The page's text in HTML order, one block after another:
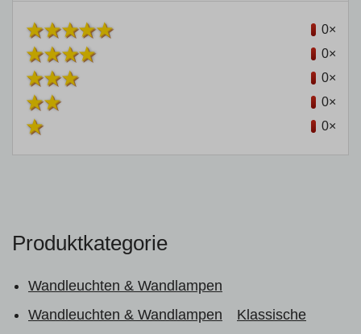
0×
0×
0×
0×
0×
Produktkategorie
Wandleuchten & Wandlampen
Wandleuchten & Wandlampen
Klassische